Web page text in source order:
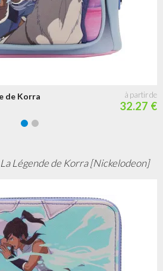
de Korra
32.27 €
La Légende de Korra [Nickelodeon]